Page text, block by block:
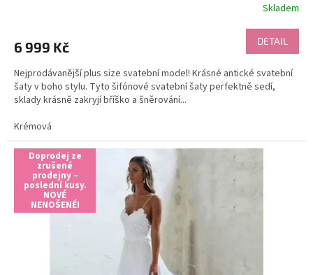
je
z
5
hvězdiček.
Skladem
6 999 Kč DETAIL
Nejprodávanější plus size svatební model! Krásné antické svatební
šaty v boho stylu. Tyto šifónové svatební šaty perfektně sedí,
sklady krásně zakryjí bříško a šněrování...
Krémová
Doprodej ze
zrušené
prodejny –
poslední kusy.
NOVÉ
NENOŠENÉ!